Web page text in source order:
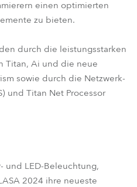
einen optimierten
zu bieten.
durch die leistungsstarken
Titan, Ai und die neue
sowie durch die Netzwerk-
und Titan Net Processor
und LED-Beleuchtung,
2024 ihre neueste